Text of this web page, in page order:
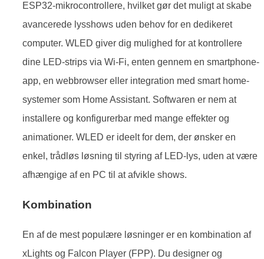
ESP32-mikrocontrollere, hvilket gør det muligt at skabe
avancerede lysshows uden behov for en dedikeret
computer. WLED giver dig mulighed for at kontrollere
dine LED-strips via Wi-Fi, enten gennem en smartphone-
app, en webbrowser eller integration med smart home-
systemer som Home Assistant. Softwaren er nem at
installere og konfigurerbar med mange effekter og
animationer. WLED er ideelt for dem, der ønsker en
enkel, trådløs løsning til styring af LED-lys, uden at være
afhængige af en PC til at afvikle shows.
Kombination
En af de mest populære løsninger er en kombination af
xLights og Falcon Player (FPP). Du designer og